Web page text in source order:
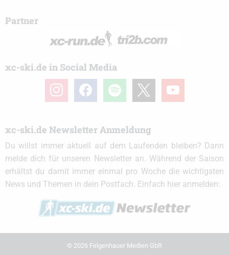
Partner
xc-ski.de in Social Media
instagramfacebook spotify youtube
xc-ski.de Newsletter Anmeldung
Du willst immer aktuell auf dem Laufenden bleiben? Dann
melde dich für unseren Newsletter an. Während der Saison
erhältst du damit immer einmal pro Woche die wichtigsten
News und Themen in dein Postfach. Einfach hier anmelden:
© 2026 Felgenhauer Medien GbR